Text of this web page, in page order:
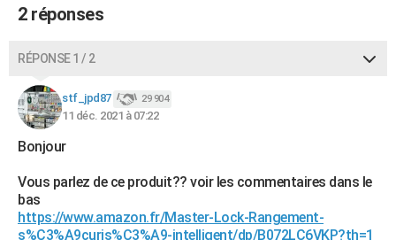
FORUM
Bricolage
Lifestyle
Culture
Sport
Auto
Television
Voyage
Cinema
2 réponses
RÉPONSE 1 / 2
stf_jpd87 29 904
11 déc. 2021 à 07:22
Bonjour
Vous parlez de ce produit?? voir les commentaires dans le
bas
https://www.amazon.fr/Master-Lock-Rangement-
s%C3%A9curis%C3%A9-intelligent/dp/B072LC6VKP?th=1